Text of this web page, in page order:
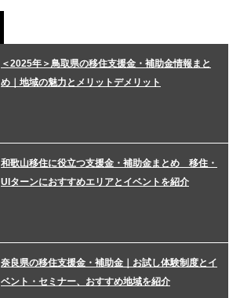
＜2025年＞鳥取県の移住支援金・補助金情報まと
め｜地域の魅力とメリットデメリット
和歌山移住に役立つ支援金・補助金まとめ 移住・
UIターンにおすすめエリアとイベントを紹介
奈良県の移住支援金・補助金｜お試し体験制度とイ
ベント・セミナー、おすすめ地域を紹介